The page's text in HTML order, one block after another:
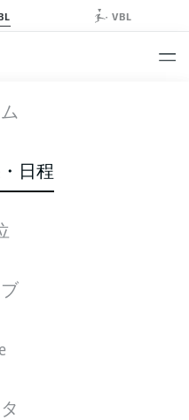
VBL
日程
SGF
1
ー
ー